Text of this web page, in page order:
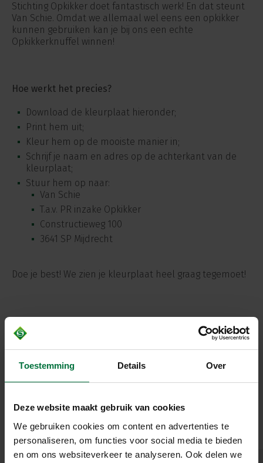
Toestemming Details Over
Deze website maakt gebruik van cookies
We gebruiken cookies om content en advertenties te
personaliseren, om functies voor social media te bieden
en om ons websiteverkeer te analyseren. Ook delen we
Stichting Opkikker doet fantastisch werk! En dat steunt
Van Schie. Omdat we allemaal wel eens een opkikker
kunnen gebruiken kan je bij ons een echte
Opkikkerknuffel winnen!
Hoe werkt het precies?
Download de kleurplaat hieronder;
Print hem uit;
Kleur hem op de mooiste manier in;
Schrijf je naam en adres op de achterkant van de
kleurplaat;
Stuur hem op naar:
Van Schie
T.a.v. PR inzake Opkikker
Constructieweg 100
3641 SP Mijdrecht
Doe je best! We zien je kleurplaat heel graag tegemoet!
DOWNLOAD HIER DE KLEURPLAAT!